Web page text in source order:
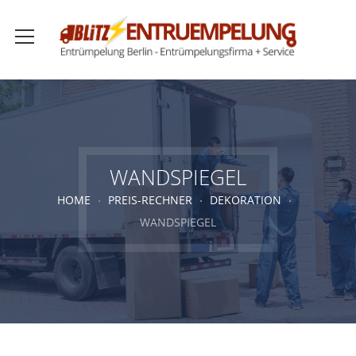
WANDSPIEGEL
HOME PREIS-RECHNER
DEKORATION
WANDSPIEGEL